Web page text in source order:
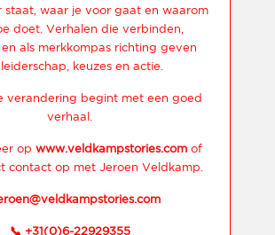
staat, waar je voor gaat en waarom
doet. Verhalen die verbinden,
en als merkkompas richting geven
keuzes en actie.
verandering begint met een goed
verhaal.
op www.veldkampstories.comof
contact op met Jeroen Veldkamp.
📞 +31(0)6-22929355